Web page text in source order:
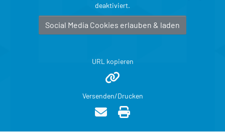
deaktiviert.
Social Media Cookies erlauben & laden
URL kopieren
Versenden/Drucken